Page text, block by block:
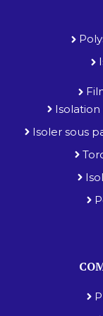
Isoler sous